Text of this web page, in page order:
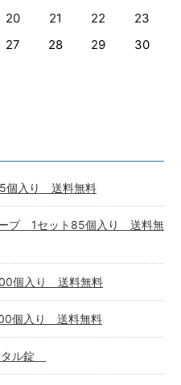
20 21 22
23
27 28 29
30
個入り 送料無料
ープ 1セット85個入り 送料無
個入り 送料無料
個入り 送料無料
ル錠